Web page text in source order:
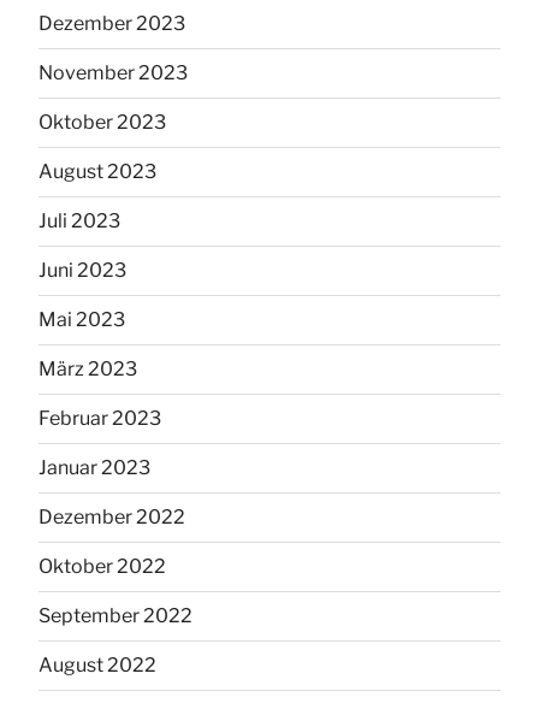
Dezember 2023
November 2023
Oktober 2023
August 2023
Juli 2023
Juni 2023
Mai 2023
März 2023
Februar 2023
Januar 2023
Dezember 2022
Oktober 2022
September 2022
August 2022